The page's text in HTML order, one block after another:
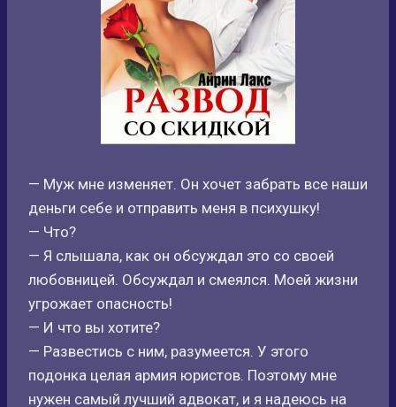
— Муж мне изменяет. Он хочет забрать все наши
деньги себе и отправить меня в психушку!
— Что?
— Я слышала, как он обсуждал это со своей
любовницей. Обсуждал и смеялся. Моей жизни
угрожает опасность!
— И что вы хотите?
— Развестись с ним, разумеется. У этого
подонка целая армия юристов. Поэтому мне
нужен самый лучший адвокат, и я надеюсь на